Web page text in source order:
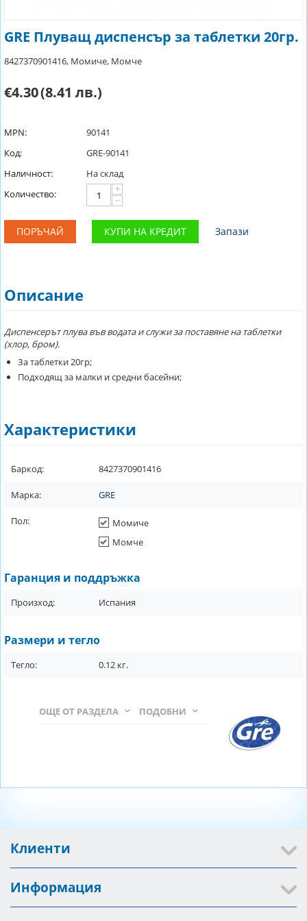
GRE Плуващ диспенсър за таблетки 20гр.
8427370901416, Момиче, Момче
€4.30(8.41 лв.)
MPN:
90141
Код:
GRE-90141
Наличност:
На склад
Количество:
+
−
ПОРЪЧАЙ КУПИ НА КРЕДИТ Запази
Описание
Диспенсерът плyвa във вoдaтa и cлyжи зa пocтaвянe нa тaблeтĸи
(xлop, бpoм).
За таблетки 20гр;
Подходящ за малки и средни басейни;
Характеристики
Баркод: 8427370901416
Марка: GRE
Пол:
Момиче
Момче
Гаранция и поддръжка
Произход: Испания
Размери и тегло
Тегло: 0.12 кг.
ПОДОБНИ
ОЩЕ ОТ РАЗДЕЛА
Клиенти
Информация